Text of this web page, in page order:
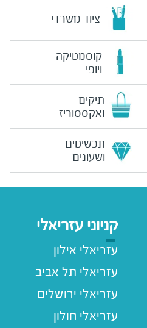
ציוד משרדי
קוסמטיקה
ויופי
תיקים
ואקססוריז
תכשיטים
ושעונים
קניוני עזריאלי
עזריאלי אילון
עזריאלי תל אביב
עזריאלי ירושלים
עזריאלי חולון